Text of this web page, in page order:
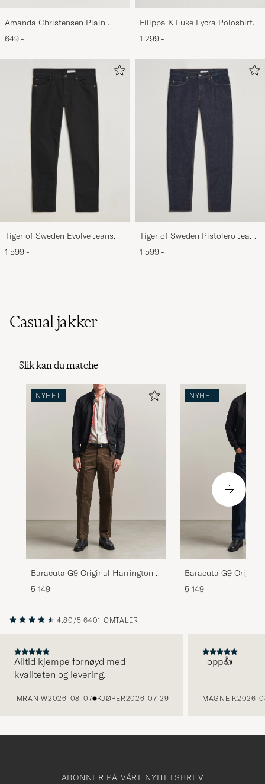
Amanda Christensen Plain
Classic Tie 8 cm White
649,-
Filippa K Luke Lycra Poloshirt
Navy
1 299,-
Tiger of Sweden Evolve Jeans
Forever Black
1 599,-
Tiger of Sweden Pistolero Jeans
Ripen Blue
1 599,-
Casual jakker
Slik kan du matche
NYHET
Baracuta G9 Original Harrington
Jacket Black
5 149,-
NYHET
Baracuta G9
Jacket Dark Navy
5 149,-
4.80/5 6401 OMTALER
Alltid kjempe fornøyd med
kvaliteten og levering.
IMRAN W2026-08-07 KJØPER2026-07-29
Topp👍
MAGNE K2026-
ABONNER PÅ VÅRT NYHETSBREV